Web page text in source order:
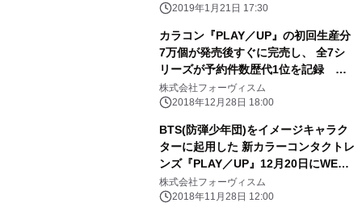
～2019年1月21日 17:30
カラコン『PLAY／UP』の初回生産分
7万個が発売後すぐに完売し、 全7シ
リーズが予約件数歴代1位を記録
2019年2月に同ワンデーシリーズを発
売予定
株式会社フォーヴィスム
2018年12月28日 18:00
BTS(防弾少年団)をイメージキャラク
ターに起用した 新カラーコンタクトレ
ンズ『PLAY／UP』12月20日にWEB
先行発売
株式会社フォーヴィスム
2018年11月28日 12:00